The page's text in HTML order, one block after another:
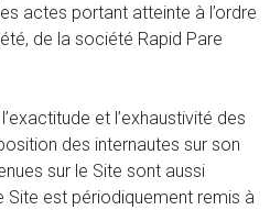
actes portant atteinte à l’ordre
de la société Rapid Pare
et l’exhaustivité des
des internautes sur son
sur le Site sont aussi
Site est périodiquement remis à